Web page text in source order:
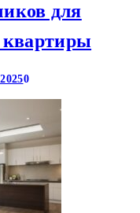
для
квартиры
0